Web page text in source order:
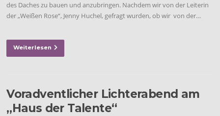
des Daches zu bauen und anzubringen. Nachdem wir von der Leiterin
der „Weißen Rose“, Jenny Huchel, gefragt wurden, ob wir von der…
Weiterlesen
Voradventlicher Lichterabend am
„Haus der Talente“